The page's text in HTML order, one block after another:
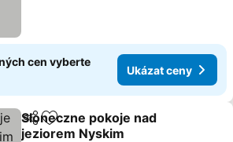
cen vyberte
Ukázat ceny
SdíletPřidat na seznam oblíbených
Słoneczne pokoje nad
jeziorem Nyskim